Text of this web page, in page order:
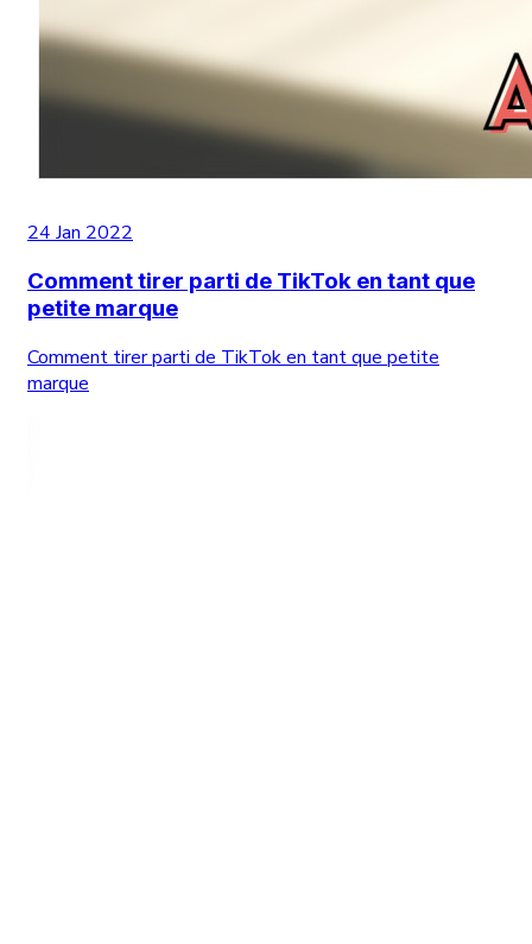
24 Jan 2022
Comment tirer parti de TikTok en tant que
petite marque
Comment tirer parti de TikTok en tant que petite
marque